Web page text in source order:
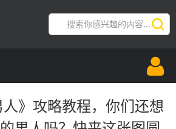
人》攻略教程，你们还想